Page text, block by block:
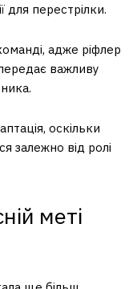
для перестрілки.
адже ріфлер
важливу
оскільки
залежно від ролі
меті